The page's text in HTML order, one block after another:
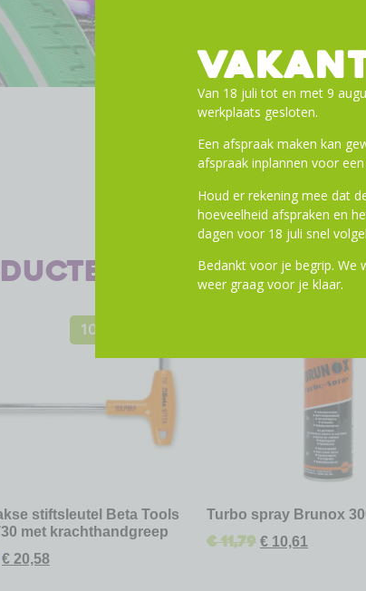
3,0 bar min en 5,0
10% Korting
stiftsleutel Beta Tools
met krachthandgreep
€ 20,58
Turbo spray Brunox
€11,79 € 10,61
Van 18 juli tot en met 9
werkplaats gesloten.
Een afspraak maken kan
afspraak inplannen voor
Houd er rekening mee dat
hoeveelheid afspraken en
dagen voor 18 juli snel
Bedankt voor je begrip. We
weer graag voor je klaar.